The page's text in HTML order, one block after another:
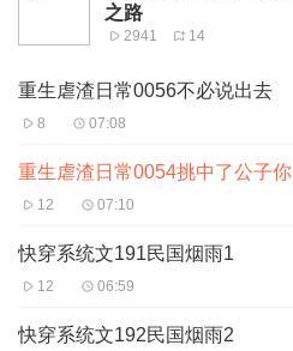
之路
2941 14
重生虐渣日常0056不必说出去
8 07:08
重生虐渣日常0054挑中了公子你
12 07:10
快穿系统文191民国烟雨1
12 06:59
快穿系统文192民国烟雨2